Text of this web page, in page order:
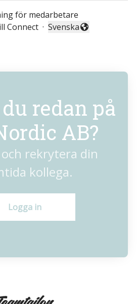
för medarbetare
Connect · Byt språk
Svenska
redan på
AB?
rekrytera din
kollega.
Logga in